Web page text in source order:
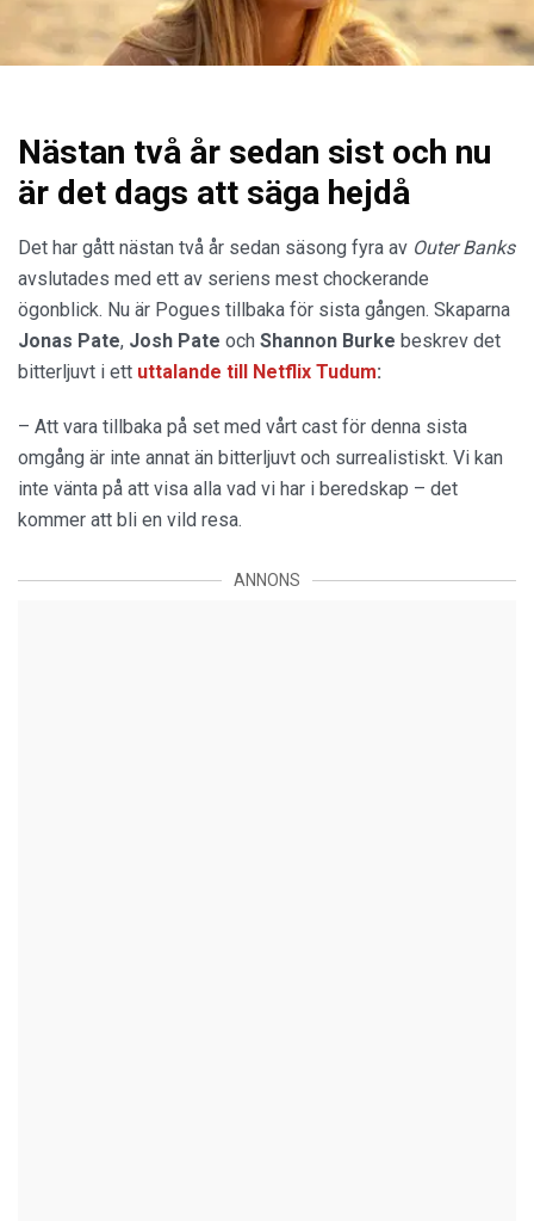
Nästan två år sedan sist och nu
är det dags att säga hejdå
Det har gått nästan två år sedan säsong fyra av Outer Banks
avslutades med ett av seriens mest chockerande
ögonblick. Nu är Pogues tillbaka för sista gången. Skaparna
Jonas Pate, Josh Pate och Shannon Burke beskrev det
bitterljuvt i ett uttalande till Netflix Tudum:
– Att vara tillbaka på set med vårt cast för denna sista
omgång är inte annat än bitterljuvt och surrealistiskt. Vi kan
inte vänta på att visa alla vad vi har i beredskap – det
kommer att bli en vild resa.
ANNONS